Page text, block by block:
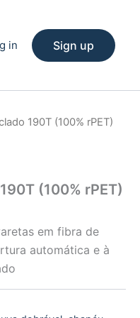
in Sign up
190T (100% rPET)
(100% rPET)
em fibra de
automática e à